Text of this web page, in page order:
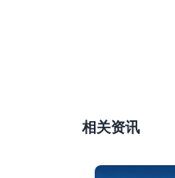
相关资讯